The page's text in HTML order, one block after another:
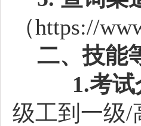
（https://
二、技能
1.考
级工到一级/